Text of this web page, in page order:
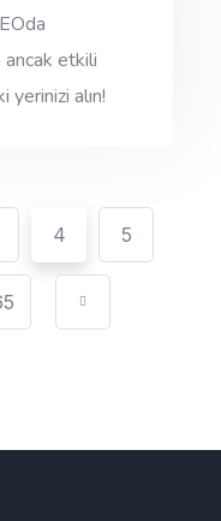
ancak etkili
yerinizi alın!
4 5